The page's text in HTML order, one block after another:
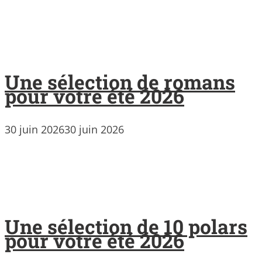
Une sélection de romans
pour votre été 2026
30 juin 202630 juin 2026
Une sélection de 10 polars
pour votre été 2026